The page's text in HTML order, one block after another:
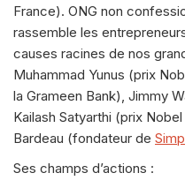
France). ONG non
rassemble les
causes racines de nos
Muhammad Yunus (prix
la Grameen Bank), Jimmy
Kailash Satyarthi (prix
Bardeau (fondateur de
Ses champs d’actions :